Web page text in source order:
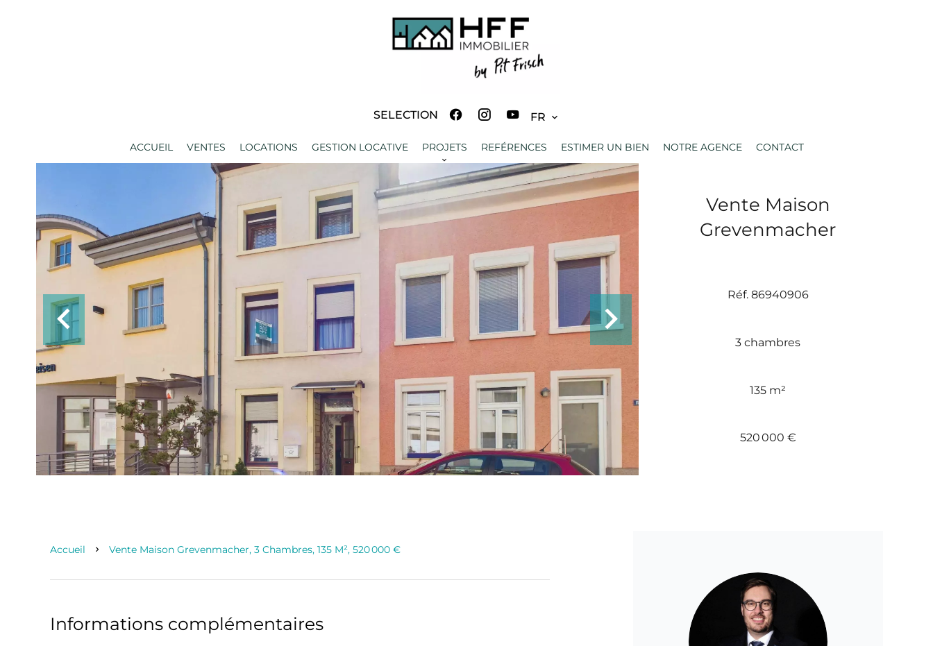
ACCUEIL VENTES LOCATIONS GESTION LOCATIVE PROJETS REFÉRENCES ESTIMER UN BIEN NOTRE AGENCE CONTACT
SELECTION FR
Vente Maison
Grevenmacher
Réf. 86940906
3 chambres
135 m²
520 000 €
Accueil Vente Maison Grevenmacher, 3 Chambres, 135 M², 520 000 €
Informations complémentaires